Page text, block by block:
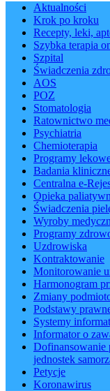
Aktualności
Krok po kroku
Recepty, leki,
Szybka terapia
Szpital
Świadczenia
AOS
POZ
Stomatologia
Ratownictwo
Psychiatria
Chemioterapia
Programy
Badania
Centralna e-
Opieka
Świadczenia
Wyroby
Programy
Uzdrowiska
Kontraktowanie
Monitorowanie
Harmonogram
Zmiany
Podstawy
Systemy
Informator o
Dofinansowanie
jednostek
Petycje
Koronawirus